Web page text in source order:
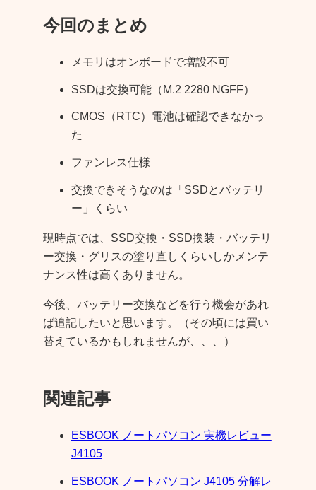
今回のまとめ
メモリはオンボードで増設不可
SSDは交換可能（M.2 2280 NGFF）
CMOS（RTC）電池は確認できなかっ
た
ファンレス仕様
交換できそうなのは「SSDとバッテリ
ー」くらい
現時点では、SSD交換・SSD換装・バッテリ
ー交換・グリスの塗り直しくらいしかメンテ
ナンス性は高くありません。
今後、バッテリー交換などを行う機会があれ
ば追記したいと思います。（その頃には買い
替えているかもしれませんが、、、）
関連記事
ESBOOK ノートパソコン 実機レビュー
J4105
ESBOOK ノートパソコン J4105 分解レ